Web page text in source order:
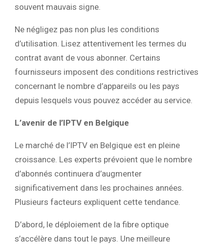
souvent mauvais signe.
Ne négligez pas non plus les conditions
d’utilisation. Lisez attentivement les termes du
contrat avant de vous abonner. Certains
fournisseurs imposent des conditions restrictives
concernant le nombre d’appareils ou les pays
depuis lesquels vous pouvez accéder au service.
L’avenir de l’IPTV en Belgique
Le marché de l’IPTV en Belgique est en pleine
croissance. Les experts prévoient que le nombre
d’abonnés continuera d’augmenter
significativement dans les prochaines années.
Plusieurs facteurs expliquent cette tendance.
D’abord, le déploiement de la fibre optique
s’accélère dans tout le pays. Une meilleure